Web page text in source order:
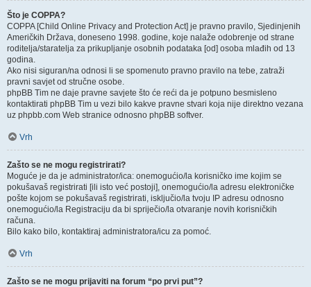
Što je COPPA?
COPPA [Child Online Privacy and Protection Act] je pravno pravilo, Sjedinjenih
Američkih Država, doneseno 1998. godine, koje nalaže odobrenje od strane
roditelja/staratelja za prikupljanje osobnih podataka [od] osoba mlađih od 13
godina.
Ako nisi siguran/na odnosi li se spomenuto pravno pravilo na tebe, zatraži
pravni savjet od stručne osobe.
phpBB Tim ne daje pravne savjete što će reći da je potpuno besmisleno
kontaktirati phpBB Tim u vezi bilo kakve pravne stvari koja nije direktno vezana
uz phpbb.com Web stranice odnosno phpBB softver.
Vrh
Zašto se ne mogu registrirati?
Moguće je da je administrator/ica: onemogućio/la korisničko ime kojim se
pokušavaš registrirati [ili isto već postoji], onemogućio/la adresu elektroničke
pošte kojom se pokušavaš registrirati, isključio/la tvoju IP adresu odnosno
onemogućio/la Registraciju da bi spriječio/la otvaranje novih korisničkih
računa.
Bilo kako bilo, kontaktiraj administratora/icu za pomoć.
Vrh
Zašto se ne mogu prijaviti na forum “po prvi put”?